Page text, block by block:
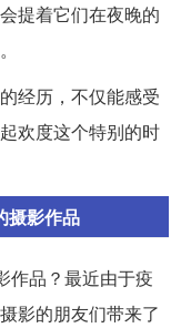
提着它们在夜晚的
经历，不仅能感受
欢度这个特别的时
摄影作品
作品？最近由于疫
影的朋友们带来了